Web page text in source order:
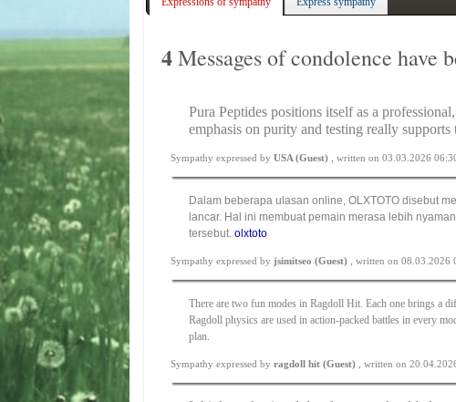
4Messages of condolence have
Pura Peptides positions itself as a
emphasis on purity and testing really
Sympathy expressed byUSA (Guest) , written on 03.03.2026
Dalam beberapa ulasan online, OLXTOTO disebut
lancar. Hal ini membuat pemain merasa lebih
tersebut.olxtoto
Sympathy expressed byjsimitseo (Guest) , written on 08.03.2026
There are two fun modes inRagdoll Hit. Each one brings a
Ragdoll physics are used in action-packed battles in every
plan.
Sympathy expressed byragdoll hit (Guest) , written on